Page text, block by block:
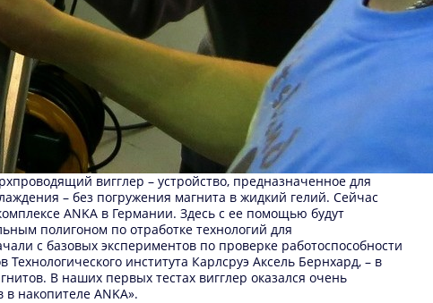
вигглер – устройство, предназначенное для
– без погружения магнита в жидкий гелий. Сейчас
ANKA в Германии. Здесь с ее помощью будут
полигоном по отработке технологий для
с базовых экспериментов по проверке работоспособности
института Карлсруэ Аксель Бернхард, – в
В наших первых тестах вигглер оказался очень
накопителе ANKA».